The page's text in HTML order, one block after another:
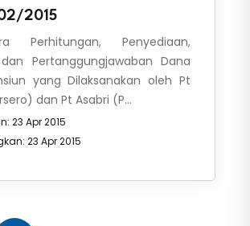
2015
Perhitungan, Penyediaan,
Pertanggungjawaban Dana
yang Dilaksanakan oleh Pt
dan Pt Asabri (P...
23 Apr 2015
23 Apr 2015